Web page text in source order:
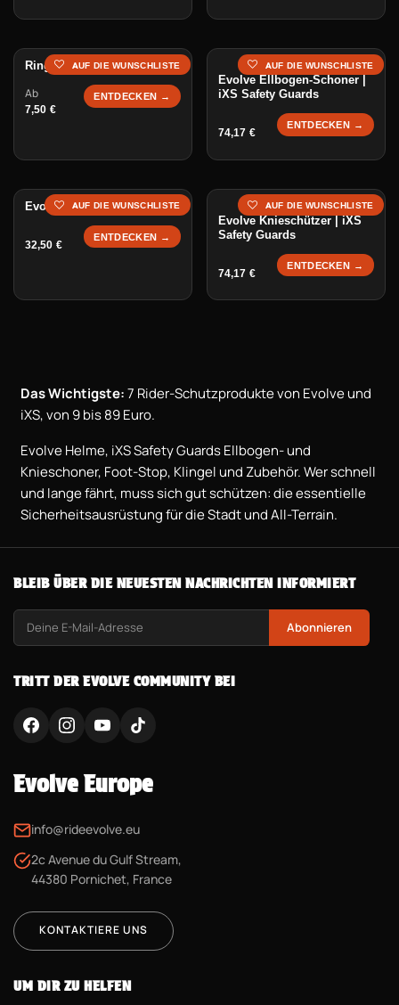
Ring-Klingel
Ab
7,50 €
ENTDECKEN →
AUF DIE WUNSCHLISTE
Evolve Ellbogen-Schoner |
iXS Safety Guards
74,17€
ENTDECKEN →
AUF DIE WUNSCHLISTE
Evolve Helm
32,50 €
ENTDECKEN →
AUF DIE WUNSCHLISTE
Evolve Knieschützer | iXS
Safety Guards
74,17€
ENTDECKEN →
AUF DIE WUNSCHLISTE
Das Wichtigste:7 Rider-Schutzprodukte von Evolve und
iXS, von 9 bis 89 Euro.
Evolve Helme, iXS Safety Guards Ellbogen- und
Knieschoner, Foot-Stop, Klingel und Zubehör. Wer schnell
und lange fährt, muss sich gut schützen: die essentielle
Sicherheitsausrüstung für die Stadt und All-Terrain.
BLEIB ÜBER DIE NEUESTEN NACHRICHTEN INFORMIERT
Abonnieren
TRITT DER EVOLVE COMMUNITY BEI
Evolve Europe
info@rideevolve.eu
2c Avenue du Gulf Stream,
44380 Pornichet, France
KONTAKTIERE UNS
UM DIR ZU HELFEN